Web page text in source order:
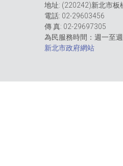
地址: (220242)新北市
電話: 02-29603456
傳 真: 02-29697305
為民服務時間：週一至
新北市政府網站